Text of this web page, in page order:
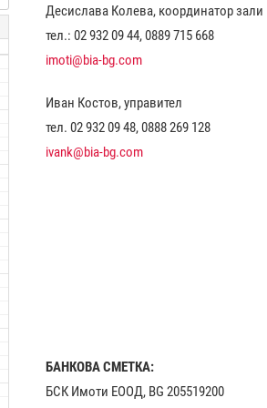
Десислава Колева, координатор зали
тел.: 02 932 09 44, 0889 715 668
imoti@bia-bg.com
Иван Костов, управител
тел. 02 932 09 48, 0888 269 128
ivank@bia-bg.com
БАНКОВА СМЕТКА:
БСК Имоти ЕООД, BG 205519200